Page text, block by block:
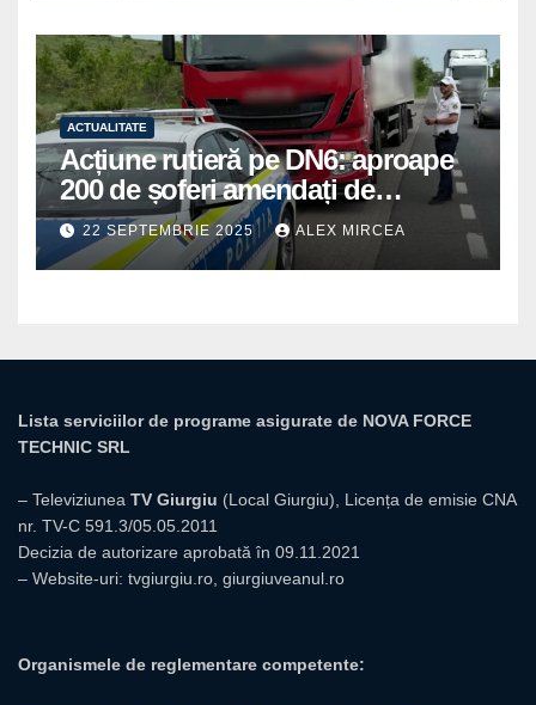
ACTUALITATE
Acțiune rutieră pe DN6: aproape
200 de șoferi amendați de
polițiștii din Mihăilești
22 SEPTEMBRIE 2025 ALEX MIRCEA
Lista serviciilor de programe asigurate de NOVA FORCE
TECHNIC SRL
– Televiziunea TV Giurgiu (Local Giurgiu), Licența de emisie CNA
nr. TV-C 591.3/05.05.2011
Decizia de autorizare aprobată în 09.11.2021
– Website-uri: tvgiurgiu.ro giurgiuveanul.ro
Organismele de reglementare competente: